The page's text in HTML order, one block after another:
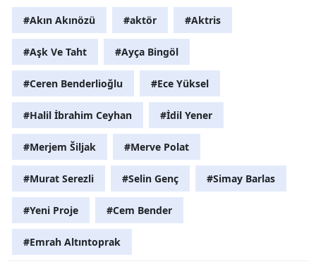
Tunceli
#Akın Akınözü #aktör #Aktris
#Aşk Ve Taht #Ayça Bingöl
#Ceren Benderlioğlu #Ece Yüksel
#Halil İbrahim Ceyhan #İdil Yener
#Merjem Šiljak #Merve Polat
#Murat Serezli #Selin Genç #Simay Barlas
#Yeni Proje #Cem Bender
#Emrah Altıntoprak